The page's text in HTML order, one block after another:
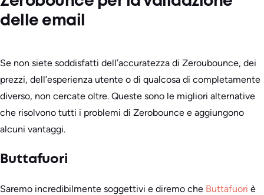
delle email
Se non siete soddisfatti dell’accuratezza di Zeroubounce, dei
prezzi, dell’esperienza utente o di qualcosa di completamente
diverso, non cercate oltre. Queste sono le migliori alternative
che risolvono tutti i problemi di Zerobounce e aggiungono
alcuni vantaggi.
Buttafuori
Saremo incredibilmente soggettivi e diremo che Buttafuori è